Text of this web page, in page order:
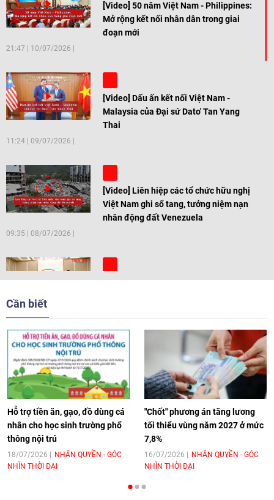
[Video] 50 năm Việt Nam - Philippines:
Mở rộng kết nối nhân dân trong giai
đoạn mới
21:47 10/07/2026
[Video] Dấu ấn kết nối Việt Nam -
Malaysia của Đại sứ Dato' Tan Yang
Thai
11:24 09/07/2026
[Video] Liên hiệp các tổ chức hữu nghị
Việt Nam ghi sổ tang, tưởng niệm nạn
nhân động đất Venezuela
09:35 08/07/2026
[Video] Trẻ em Đông Á cùng kiến tạo
[Video] Âm nhạc flamenco gắn kết văn
hoá Việt Nam - Tây Ban Nha
11:10 17/06/2026
[Video] Trao tặng Kỷ niệm chương "Vì
hòa bình, hữu nghị giữa các dân tộc"
cho Đại sứ Hungary tại Việt Nam
Cần biết
Hỗ trợ tiền ăn, gạo, đồ dùng cá
nhân cho học sinh trường phổ
thông nội trú
18/07/2026
NHÂN QUYỀN - GÓC
NHÌN THỜI ĐẠI
"Chốt" phương án tăng lương
tối thiểu vùng năm 2027 ở mức
7,8%
16/07/2026
NHÂN QUYỀN - GÓC
NHÌN THỜI ĐẠI